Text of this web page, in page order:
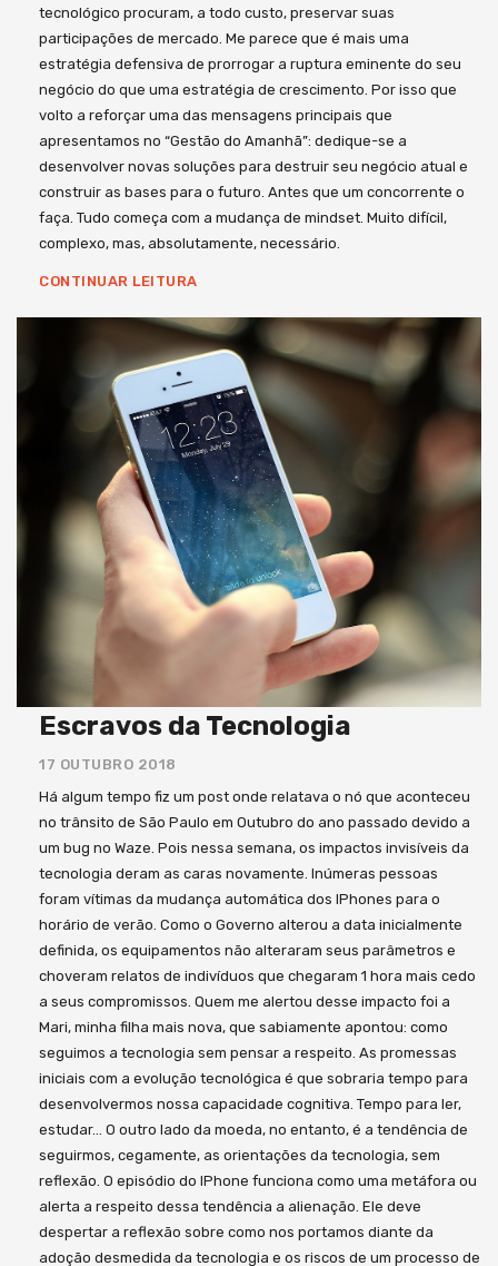
tecnológico procuram, a todo custo, preservar suas
participações de mercado. Me parece que é mais uma
estratégia defensiva de prorrogar a ruptura eminente do seu
negócio do que uma estratégia de crescimento. Por isso que
volto a reforçar uma das mensagens principais que
apresentamos no “Gestão do Amanhã”: dedique-se a
desenvolver novas soluções para destruir seu negócio atual e
construir as bases para o futuro. Antes que um concorrente o
faça. Tudo começa com a mudança de mindset. Muito difícil,
complexo, mas, absolutamente, necessário.
CONTINUAR LEITURA
Escravos da Tecnologia
17 OUTUBRO 2018
Há algum tempo fiz um post onde relatava o nó que aconteceu
no trânsito de São Paulo em Outubro do ano passado devido a
um bug no Waze. Pois nessa semana, os impactos invisíveis da
tecnologia deram as caras novamente. Inúmeras pessoas
foram vítimas da mudança automática dos IPhones para o
horário de verão. Como o Governo alterou a data inicialmente
definida, os equipamentos não alteraram seus parâmetros e
choveram relatos de indivíduos que chegaram 1 hora mais cedo
a seus compromissos. Quem me alertou desse impacto foi a
Mari, minha filha mais nova, que sabiamente apontou: como
seguimos a tecnologia sem pensar a respeito. As promessas
iniciais com a evolução tecnológica é que sobraria tempo para
desenvolvermos nossa capacidade cognitiva. Tempo para ler,
estudar… O outro lado da moeda, no entanto, é a tendência de
seguirmos, cegamente, as orientações da tecnologia, sem
reflexão. O episódio do IPhone funciona como uma metáfora ou
alerta a respeito dessa tendência a alienação. Ele deve
despertar a reflexão sobre como nos portamos diante da
adoção desmedida da tecnologia e os riscos de um processo de